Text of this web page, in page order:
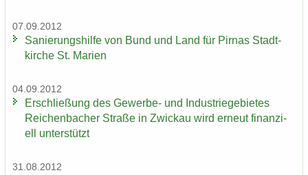
07.09.2012
Sa­nie­rungs­hil­fe von Bund und Land für Pirnas Stadt­
kir­che St. Ma­ri­en
04.09.2012
Er­schlie­ßung des Gewerbe-​ und In­dus­trie­ge­bie­tes
Rei­chen­ba­cher Stra­ße in Zwi­ckau wird er­neut fi­nan­zi­
ell un­ter­stützt
31.08.2012